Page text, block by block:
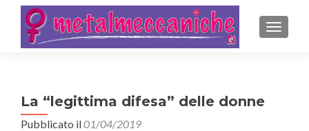
La “legittima difesa” delle donne
Pubblicato il01/04/2019